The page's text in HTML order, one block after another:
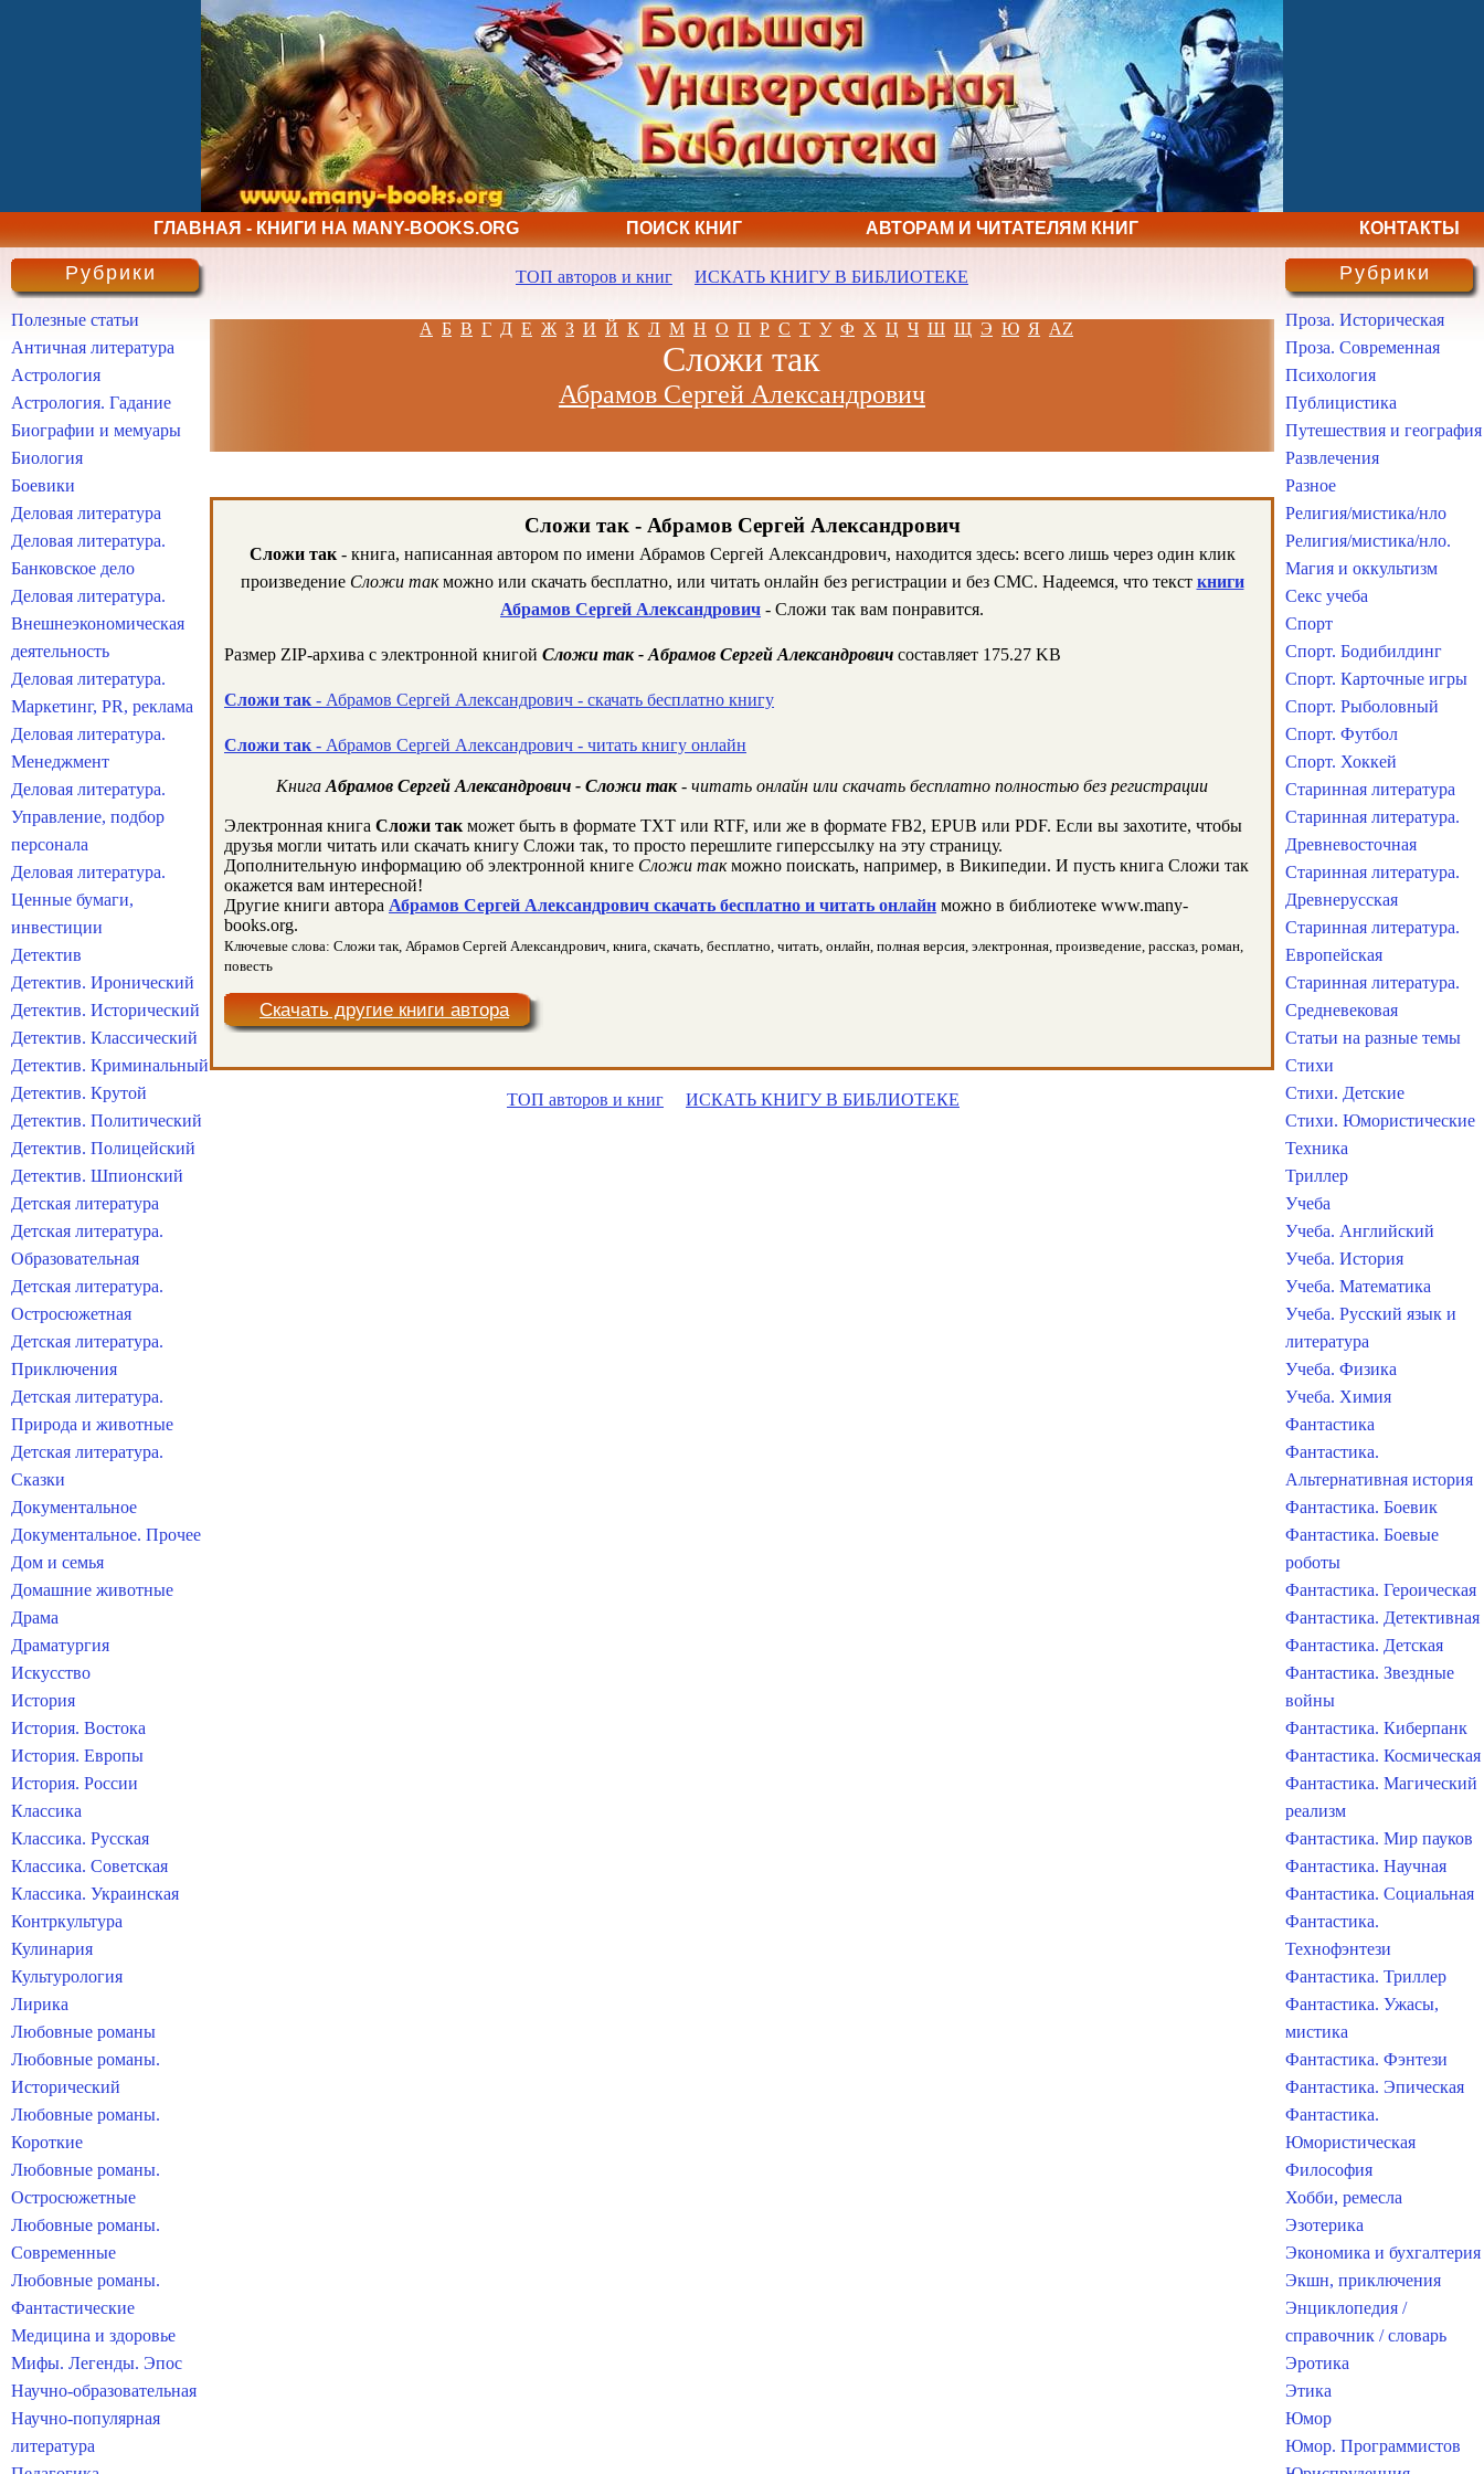
ГЛАВНАЯ - КНИГИ НА MANY-BOOKS.ORG ПОИСК КНИГ АВТОРАМ И ЧИТАТЕЛЯМ КНИГ КОНТАКТЫ
ТОП авторов и книг ИСКАТЬ КНИГУ В БИБЛИОТЕКЕ
А Б В Г Д Е Ж З И Й К Л М Н О П Р С Т У Ф Х Ц Ч Ш Щ Э Ю Я AZ
Сложи так
Абрамов Сергей Александрович
Сложи так - Абрамов Сергей Александрович
Сложи так- книга, написанная автором по имени Абрамов Сергей Александрович, находится здесь: всего лишь через один клик
произведение Сложи такможно или скачать бесплатно, или читать онлайн без регистрации и без СМС. Надеемся, что текст книги
Абрамов Сергей Александрович - Сложи так вам понравится.
Размер ZIP-архива c электронной книгой Сложи так - Абрамов Сергей Александрович составляет 175.27 KB
Сложи так - Абрамов Сергей Александрович - скачать бесплатно книгу
Сложи так - Абрамов Сергей Александрович - читать книгу онлайн
Книга Абрамов Сергей Александрович - Сложи так- читать онлайн или скачать бесплатно полностью без регистрации
Электронная книга Сложи так может быть в формате TXT или RTF, или же в формате FB2, EPUB или PDF. Если вы захотите, чтобы
друзья могли читать или скачать книгу Сложи так, то просто перешлите гиперссылку на эту страницу.
Дополнительную информацию об электронной книге Сложи такможно поискать, например, в Википедии. И пусть книга Сложи так
окажется вам интересной!
Другие книги автора Абрамов Сергей Александрович скачать бесплатно и читать онлайн можно в библиотеке www.many-
books.org.
Ключевые слова: Сложи так, Абрамов Сергей Александрович, книга, скачать, бесплатно, читать, онлайн, полная версия, электронная, произведение, рассказ, роман,
повесть
Скачать другие книги автора
ТОП авторов и книг ИСКАТЬ КНИГУ В БИБЛИОТЕКЕ
Рубрики
Полезные статьи
Античная литература
Астрология
Астрология. Гадание
Биографии и мемуары
Биология
Боевики
Деловая литература
Деловая литература.
Банковское дело
Деловая литература.
Внешнеэкономическая
деятельность
Деловая литература.
Маркетинг, PR, реклама
Деловая литература.
Менеджмент
Деловая литература.
Управление, подбор
персонала
Деловая литература.
Ценные бумаги,
инвестиции
Детектив
Детектив. Иронический
Детектив. Исторический
Детектив. Классический
Детектив. Криминальный
Детектив. Крутой
Детектив. Политический
Детектив. Полицейский
Детектив. Шпионский
Детская литература
Детская литература.
Образовательная
Детская литература.
Остросюжетная
Детская литература.
Приключения
Детская литература.
Природа и животные
Детская литература.
Сказки
Документальное
Документальное. Прочее
Дом и семья
Домашние животные
Драма
Драматургия
Искусство
История
История. Востока
История. Европы
История. России
Классика
Классика. Русская
Классика. Советская
Классика. Украинская
Контркультура
Кулинария
Культурология
Лирика
Любовные романы
Любовные романы.
Исторический
Любовные романы.
Короткие
Любовные романы.
Остросюжетные
Любовные романы.
Современные
Любовные романы.
Фантастические
Медицина и здоровье
Мифы. Легенды. Эпос
Научно-образовательная
Научно-популярная
литература
Рубрики
Проза. Историческая
Проза. Современная
Психология
Публицистика
Путешествия и география
Развлечения
Разное
Религия/мистика/нло
Религия/мистика/нло.
Магия и оккультизм
Секс учеба
Спорт
Спорт. Бодибилдинг
Спорт. Карточные игры
Спорт. Рыболовный
Спорт. Футбол
Спорт. Хоккей
Старинная литература
Старинная литература.
Древневосточная
Старинная литература.
Древнерусская
Старинная литература.
Европейская
Старинная литература.
Средневековая
Статьи на разные темы
Стихи
Стихи. Детские
Стихи. Юмористические
Техника
Триллер
Учеба
Учеба. Английский
Учеба. История
Учеба. Математика
Учеба. Русский язык и
литература
Учеба. Физика
Учеба. Химия
Фантастика
Фантастика.
Альтернативная история
Фантастика. Боевик
Фантастика. Боевые
роботы
Фантастика. Героическая
Фантастика. Детективная
Фантастика. Детская
Фантастика. Звездные
войны
Фантастика. Киберпанк
Фантастика. Космическая
Фантастика. Магический
реализм
Фантастика. Мир пауков
Фантастика. Научная
Фантастика. Социальная
Фантастика.
Технофэнтези
Фантастика. Триллер
Фантастика. Ужасы,
мистика
Фантастика. Фэнтези
Фантастика. Эпическая
Фантастика.
Юмористическая
Философия
Хобби, ремесла
Эзотерика
Экономика и бухгалтерия
Экшн, приключения
Энциклопедия /
справочник / словарь
Эротика
Этика
Юмор
Юмор. Программистов